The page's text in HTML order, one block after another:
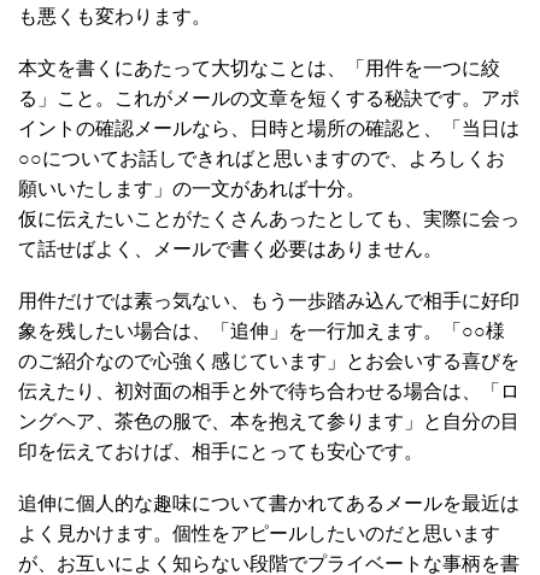
も悪くも変わります。
本文を書くにあたって大切なことは、「用件を一つに絞
る」こと。これがメールの文章を短くする秘訣です。アポ
イントの確認メールなら、日時と場所の確認と、「当日は
○○についてお話しできればと思いますので、よろしくお
願いいたします」の一文があれば十分。
仮に伝えたいことがたくさんあったとしても、実際に会っ
て話せばよく、メールで書く必要はありません。
用件だけでは素っ気ない、もう一歩踏み込んで相手に好印
象を残したい場合は、「追伸」を一行加えます。「○○様
のご紹介なので心強く感じています」とお会いする喜びを
伝えたり、初対面の相手と外で待ち合わせる場合は、「ロ
ングヘア、茶色の服で、本を抱えて参ります」と自分の目
印を伝えておけば、相手にとっても安心です。
追伸に個人的な趣味について書かれてあるメールを最近は
よく見かけます。個性をアピールしたいのだと思います
が、お互いによく知らない段階でプライベートな事柄を書